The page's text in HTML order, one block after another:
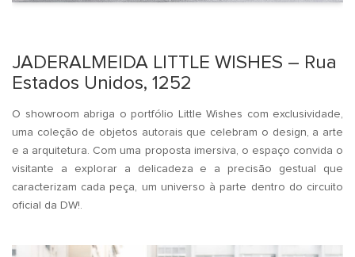
JADERALMEIDA LITTLE WISHES – Rua
Estados Unidos, 1252
O showroom abriga o portfólio Little Wishes com exclusividade,
uma coleção de objetos autorais que celebram o design, a arte
e a arquitetura. Com uma proposta imersiva, o espaço convida o
visitante a explorar a delicadeza e a precisão gestual que
caracterizam cada peça, um universo à parte dentro do circuito
oficial da DW!.